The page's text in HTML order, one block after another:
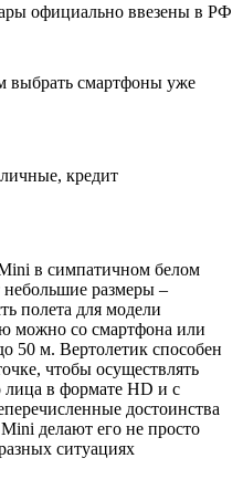
официально ввезены в РФ
выбрать смартфоны уже
кредит
в симпатичном белом
небольшие размеры –
полета для модели
можно со смартфона или
50 м. Вертолетик способен
чтобы осуществлять
лица в формате HD и с
достоинства
делают его не просто
ситуациях